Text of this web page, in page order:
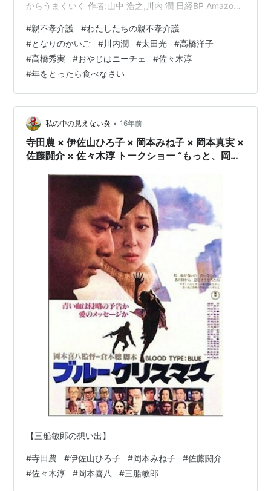
からうまくいく 作者:山中 浩之,川内 潤 日経BP Amazon
ちの親不幸介護」の方が対談形式になっている分、より
読みやすいと思います。 著者の川内潤氏はNPO法人「と
なりのかいご」代表で、1980年のお生まれだそう。 介護
本が日経ビジネスから出ているのも興味深いところ。 カ
バーの裏に 親とは距離を取るほうが 親も自分…
#親不孝介護 #わたしたちの親不孝介護
#となりのかいご #川内潤 #太田光 #高橋洋子
#高橋秀実 #おやじはニーチェ #佐々木淳
#年をとったら食べなさい
私の中の見えない炎 • 16年前
寺田農 × 伊佐山ひろ子 × 岡本みね子 × 岡本真実 ×
佐藤闘介 × 佐々木淳 トークショー “もっと、岡本
【三船敏郎の想い出】
#寺田農 #伊佐山ひろ子 #岡本みね子 #佐藤闘介
#佐々木淳 #岡本喜八 #三船敏郎